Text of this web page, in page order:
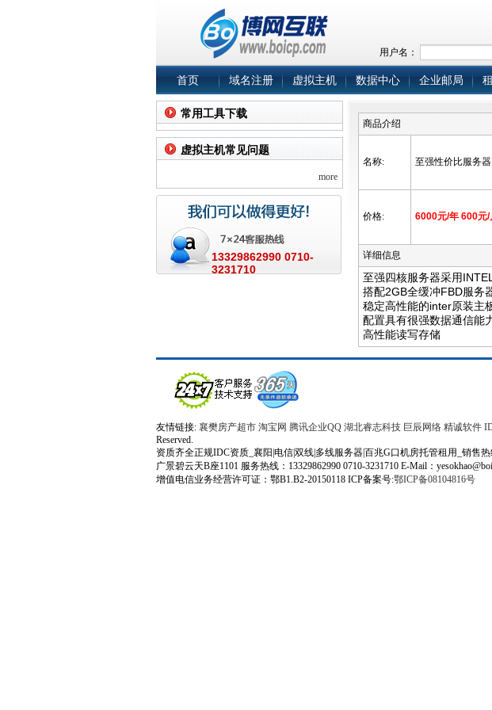
用户名：
首页 域名注册 虚拟主机 数据中心 企业邮局
常用工具下载
虚拟主机常见问题
more
13329862990 0710-
3231710
商品介绍
名称: 至强性价比服务器
价格: 6000元/年 600元/
详细信息
至强四核服务器采用
搭配2GB全缓冲FBD服务
稳定高性能的inter原装主
配置具有很强数据通信能
高性能读写存储
友情链接: 襄樊房产超市 淘宝网 腾讯企业QQ 湖北睿志科技 巨辰网络 精诚软件
Reserved.
资质齐全正规IDC资质_襄阳|电信|双线|多线服务器|百兆G口机房托管租用_销售热
广景碧云天B座1101 服务热线：13329862990 0710-3231710 E-Mail：
增值电信业务经营许可证：鄂B1.B2-20150118 ICP备案号:鄂ICP备08104816号